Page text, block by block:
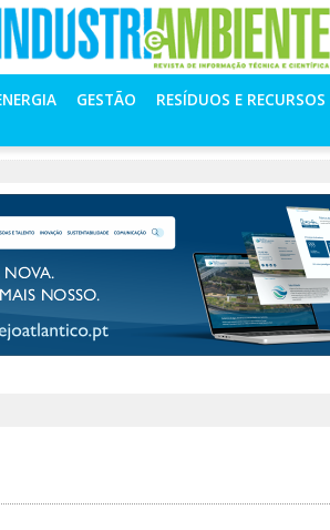
GESTÃO RESÍDUOS E RECURSOS